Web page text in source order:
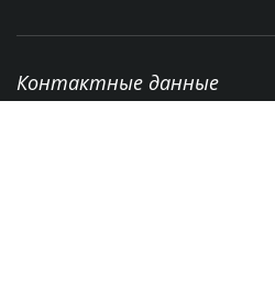
Контактные данные